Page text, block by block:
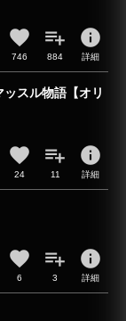
746 884
info
詳細
ッスル物語【オリ
24 11
info
詳細
6 3
info
詳細